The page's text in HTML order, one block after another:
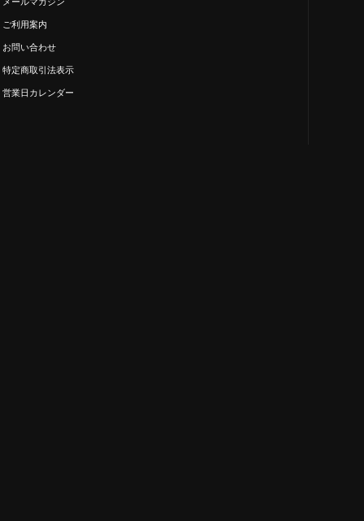
ご利用案内
お問い合わせ
特定商取引法表示
営業日カレンダー